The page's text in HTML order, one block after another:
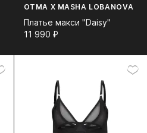
OTMA X MASHA LOBANOVA
Платье макси "Daisy"
11 990⁠ ⁠₽